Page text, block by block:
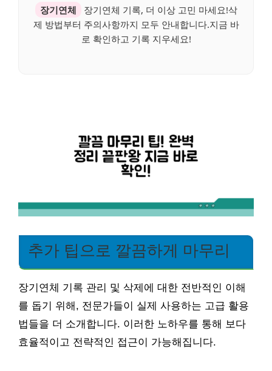
장기연체
장기연체 기록, 더 이상 고민 마세요!삭
제 방법부터 주의사항까지 모두 안내합니다.지금 바
로 확인하고 기록 지우세요!
추가 팁으로 깔끔하게 마무리
장기연체 기록 관리 및 삭제에 대한 전반적인 이해
를 돕기 위해, 전문가들이 실제 사용하는 고급 활용
법들을 더 소개합니다. 이러한 노하우를 통해 보다
효율적이고 전략적인 접근이 가능해집니다.